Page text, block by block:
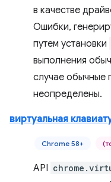
в качестве
Ошибки,
путем установки
выполнения
случае обычные
неопределены.
виртуальная
Chrome 58+
API